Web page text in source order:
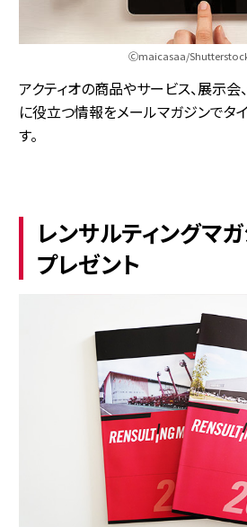
Ⓒmaicasaa/
アクティオの商品やサービス、展示会
に役立つ情報をメールマガジンでタ
す。
レンサルティングマ
プレゼント